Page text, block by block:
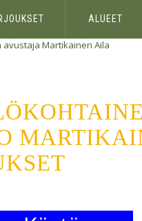
ALUEET
avustaja Martikainen Aila